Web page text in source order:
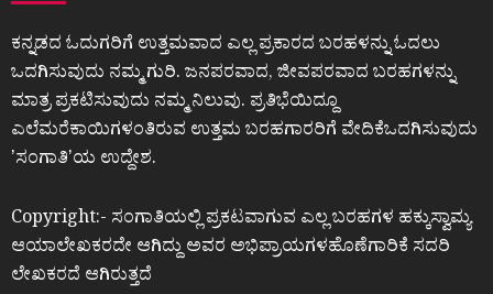
ಕನ್ನಡದ ಓದುಗರಿಗೆ ಉತ್ತಮವಾದ ಎಲ್ಲ ಪ್ರಕಾರದ ಬರಹಳನ್ನು ಓದಲು
ಒದಗಿಸುವುದು ನಮ್ಮ ಗುರಿ. ಜನಪರವಾದ, ಜೀವಪರವಾದ ಬರಹಗಳನ್ನು
ಮಾತ್ರ ಪ್ರಕಟಿಸುವುದು ನಮ್ಮ ನಿಲುವು. ಪ್ರತಿಭೆಯಿದ್ದೂ
ಎಲೆಮರೆಕಾಯಿಗಳಂತಿರುವ ಉತ್ತಮ ಬರಹಗಾರರಿಗೆ ವೇದಿಕೆಒದಗಿಸುವುದು
ʼಸಂಗಾತಿʼಯ ಉದ್ದೇಶ.
Copyright:- ಸಂಗಾತಿಯಲ್ಲಿ ಪ್ರಕಟವಾಗುವ ಎಲ್ಲ ಬರಹಗಳ ಹಕ್ಕುಸ್ವಾಮ್ಯ
ಆಯಾಲೇಖಕರದೇ ಆಗಿದ್ದು ಅವರ ಅಭಿಪ್ರಾಯಗಳಹೊಣೆಗಾರಿಕೆ ಸದರಿ
ಲೇಖಕರದೆ ಆಗಿರುತ್ತದೆ